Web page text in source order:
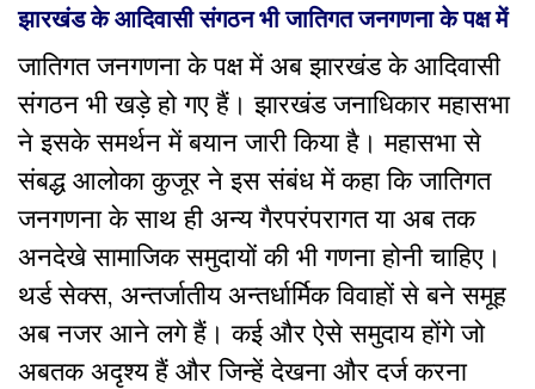
झारखंड के आदिवासी संगठन भी जातिगत जनगणना के पक्ष में
जातिगत जनगणना के पक्ष में अब झारखंड के आदिवासी
संगठन भी खड़े हो गए हैं। झारखंड जनाधिकार महासभा
ने इसके समर्थन में बयान जारी किया है। महासभा से
संबद्ध आलोका कुजूर ने इस संबंध में कहा कि जातिगत
जनगणना के साथ ही अन्य गैरपरंपरागत या अब तक
अनदेखे सामाजिक समुदायों की भी गणना होनी चाहिए।
थर्ड सेक्स, अन्तर्जातीय अन्तर्धार्मिक विवाहों से बने समूह
अब नजर आने लगे हैं। कई और ऐसे समुदाय होंगे जो
अबतक अदृश्य हैं और जिन्हें देखना और दर्ज करना